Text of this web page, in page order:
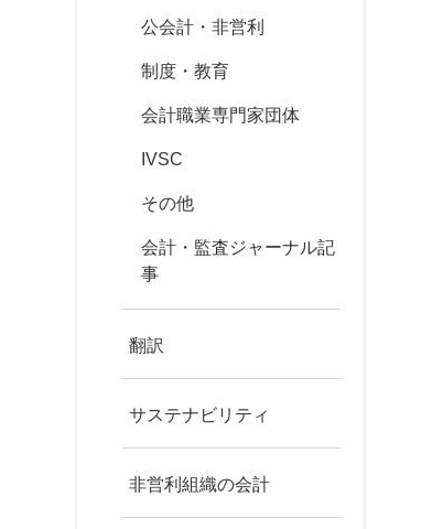
公会計・非営利
制度・教育
会計職業専門家団体
IVSC
その他
会計・監査ジャーナル記
事
翻訳
サステナビリティ
非営利組織の会計